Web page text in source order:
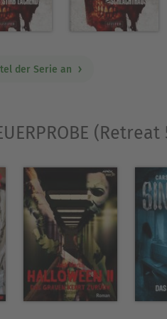
der Serie an
(Retreat